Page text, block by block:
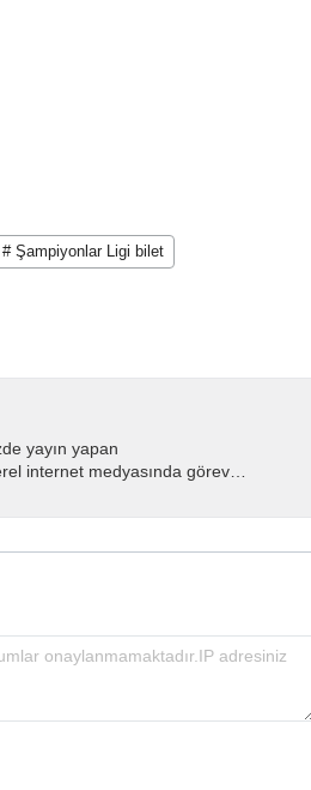
# Şampiyonlar Ligi bilet
yayın yapan
internet medyasında görev